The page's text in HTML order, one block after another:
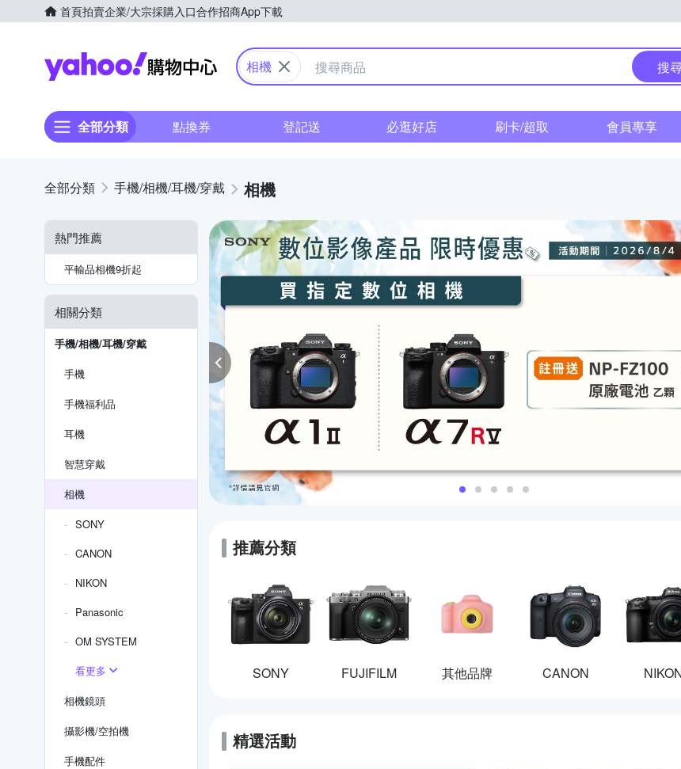
首頁拍賣企業/大宗採購入口合作招商App下載
Yahoo購物中心
相機 搜
全部分類 點換券 登記送 必逛好店 刷卡/超取 會員專享
手機/相機/耳機/穿戴 相機
熱門推薦
平輸品相機9折起
相關分類
手機/相機/耳機/穿戴
手機
手機福利品
耳機
智慧穿戴
相機
SONY
CANON
NIKON
Panasonic
OM SYSTEM
看更多
相機鏡頭
攝影機/空拍機
手機配件
推薦分類
SONY FUJIFILM 其他品牌 CANON
精選活動